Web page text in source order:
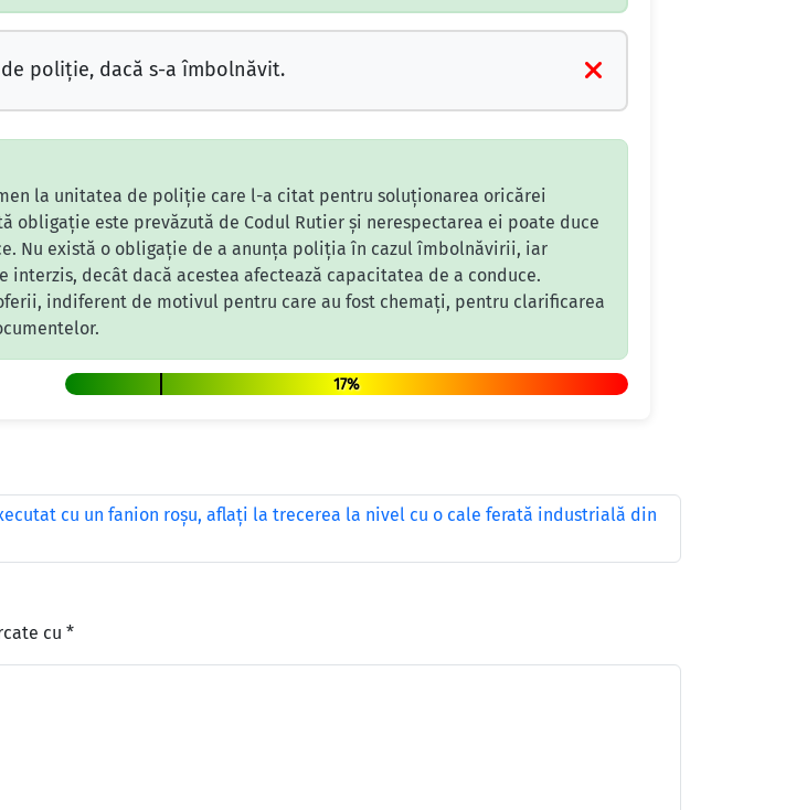
poliţie, dacă s-a îmbolnăvit.
la unitatea de poliție care l-a citat pentru soluționarea oricărei
obligație este prevăzută de Codul Rutier și nerespectarea ei poate duce
Nu există o obligație de a anunța poliția în cazul îmbolnăvirii, iar
decât dacă acestea afectează capacitatea de a conduce.
indiferent de motivul pentru care au fost chemați, pentru clarificarea
17%
cu un fanion roșu, aflați la trecerea la nivel cu o cale ferată industrială din
cu *